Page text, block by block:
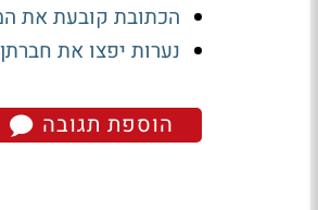
הכתובת קובעת את
נערות יפצו את חברתן ללימודים ב-
הוספת תגובה